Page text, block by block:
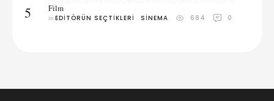
5
Film
in EDITÖRÜN SEÇTIKLERI SINEMA 684 0